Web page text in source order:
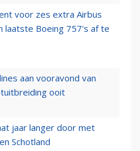
voor zes extra Airbus
laatste Boeing 757's af te
aan vooravond van
ooit
jaar langer door met
Schotland